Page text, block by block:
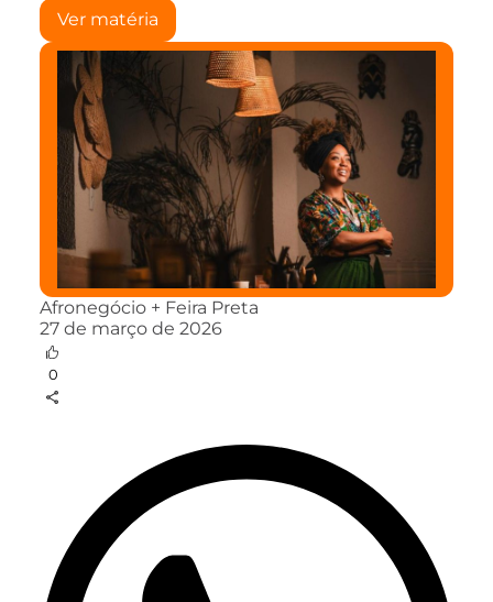
Ver matéria
Afronegócio + Feira Preta
27 de março de 2026
0